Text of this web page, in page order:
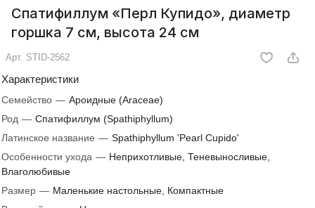
Спатифиллум «Перл Купидо», диаметр
горшка 7 см, высота 24 см
Арт. STID-2562
Характеристики
Семейство — Ароидные (Araceae)
Род — Спатифиллум (Spathiphyllum)
Латинское название — Spathiphyllum 'Pearl Cupido'
Особенности ухода — Неприхотливые, Теневыносливые,
Влаголюбивые
Размер — Маленькие настольные, Компактные